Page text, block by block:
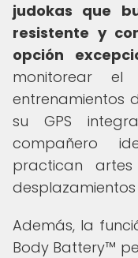
judokas que
resistente y
opción
monitorear el
entrenamientos
su GPS
compañero
practican
Además, la
Body Battery™